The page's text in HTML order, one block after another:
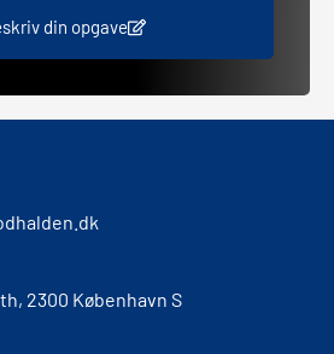
din opgave
2300 København S